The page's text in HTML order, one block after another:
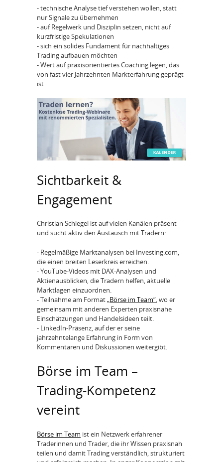
- technische Analyse tief verstehen wollen, statt
nur Signale zu übernehmen
- auf Regelwerk und Disziplin setzen, nicht auf
kurzfristige Spekulationen
- sich ein solides Fundament für nachhaltiges
Trading aufbauen möchten
- Wert auf praxisorientiertes Coaching legen, das
von fast vier Jahrzehnten Markterfahrung geprägt
ist
Sichtbarkeit &
Engagement
Christian Schlegel ist auf vielen Kanälen präsent
und sucht aktiv den Austausch mit Tradern:
- Regelmäßige Marktanalysen bei Investing.com,
die einen breiten Leserkreis erreichen.
- YouTube-Videos mit DAX-Analysen und
Aktienausblicken, die Tradern helfen, aktuelle
Marktlagen einzuordnen.
- Teilnahme am Format„Börse im Team“, wo er
gemeinsam mit anderen Experten praxisnahe
Einschätzungen und Handelsideen teilt.
- LinkedIn-Präsenz, auf der er seine
jahrzehntelange Erfahrung in Form von
Kommentaren und Diskussionen weitergibt.
Börse im Team –
Trading-Kompetenz
vereint
Börse im Team ist ein Netzwerk erfahrener
Traderinnen und Trader, die ihr Wissen praxisnah
teilen und damit Trading verständlich, strukturiert